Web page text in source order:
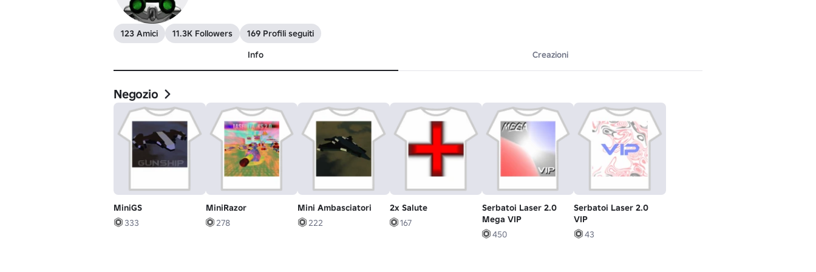
123 Amici 11.3K Followers
169 Profili seguiti
Info
Creazioni
Negozio
MiniGS
333
MiniRazor
278
Mini Ambasciatori
222
2x Salute
167
Serbatoi Laser 2.0
Mega VIP
450
Serbatoi Laser 2.0
VIP
43